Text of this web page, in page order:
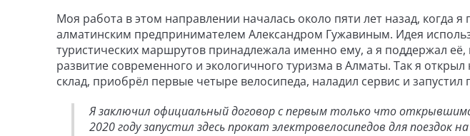
Моя работа в этом направлении началась около пяти лет назад, когда
алматинским предпринимателем Александром Гужавиным. Идея
туристических маршрутов принадлежала именно ему, а я поддержал её,
развитие современного и экологичного туризма в Алматы. Так я
склад, приобрёл первые четыре велосипеда, наладил сервис и запустил
Я заключил официальный договор с первым только что
2020 году запустил здесь прокат электровелосипедов для поездок